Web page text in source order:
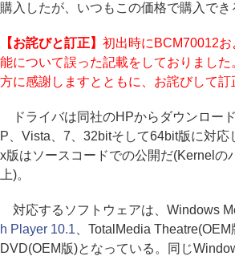
購入したが、いつもこの価格で購入でき
【お詫びと訂正】 初出時にBCM70012
能について誤った記載をしておりまし
方に感謝しますとともに、お詫びして訂
ドライバは同社のHPからダウンロー
P、Vista、7、32bitそして64bit版に対応
x版はソースコードでの公開だ(Kernelの
上)。
対応するソフトウェアは、Windows
h Player 10.1 、TotalMedia
DVD(OEM版)となっている。同じ